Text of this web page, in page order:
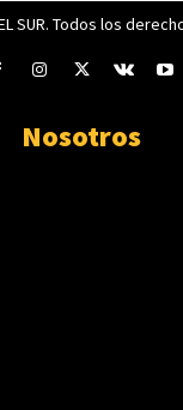
SUR. Todos los
Nosotros